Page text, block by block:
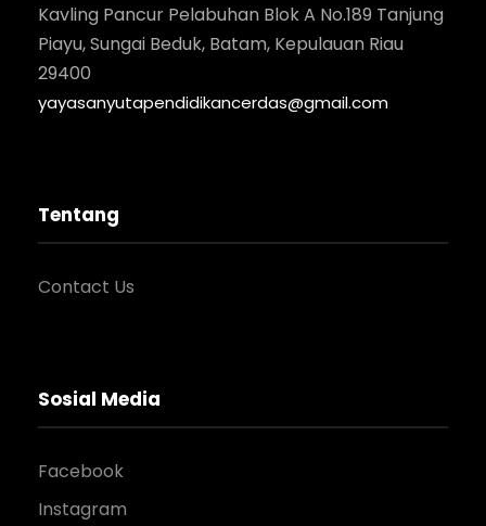
Kavling Pancur Pelabuhan Blok A No.189 Tanjung
Piayu, Sungai Beduk, Batam, Kepulauan Riau
29400
yayasanyutapendidikancerdas@gmail.com
Tentang
Contact Us
Sosial Media
Facebook
Instagram